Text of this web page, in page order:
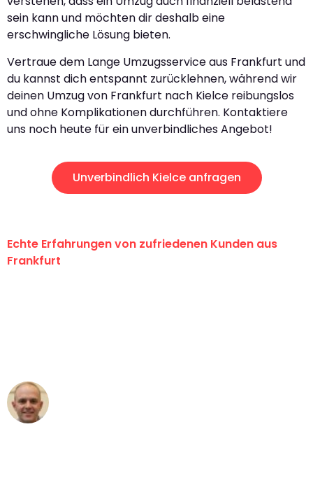
sein kann und möchten dir deshalb eine
erschwingliche Lösung bieten.
Vertraue dem Lange Umzugsservice aus Frankfurt und
du kannst dich entspannt zurücklehnen, während wir
deinen Umzug von Frankfurt nach Kielce reibungslos
und ohne Komplikationen durchführen. Kontaktiere
uns noch heute für ein unverbindliches Angebot!
Unverbindlich Kielce anfragen
Echte Erfahrungen von zufriedenen Kunden aus
Frankfurt